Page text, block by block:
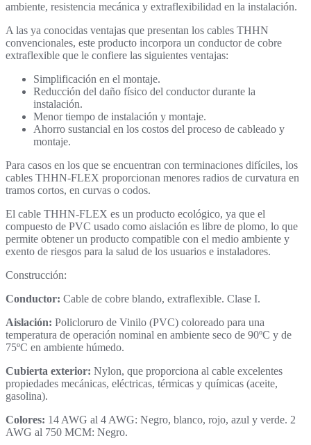
ambiente, resistencia mecánica y extraflexibilidad en la instalación.
A las ya conocidas ventajas que presentan los cables THHN
convencionales, este producto incorpora un conductor de cobre
extraflexible que le confiere las siguientes ventajas:
Simplificación en el montaje.
Reducción del daño físico del conductor durante la
instalación.
Menor tiempo de instalación y montaje.
Ahorro sustancial en los costos del proceso de cableado y
montaje.
Para casos en los que se encuentran con terminaciones difíciles, los
cables THHN-FLEX proporcionan menores radios de curvatura en
tramos cortos, en curvas o codos.
El cable THHN-FLEX es un producto ecológico, ya que el
compuesto de PVC usado como aislación es libre de plomo, lo que
permite obtener un producto compatible con el medio ambiente y
exento de riesgos para la salud de los usuarios e instaladores.
Construcción:
Conductor: Cable de cobre blando, extraflexible. Clase I.
Aislación: Policloruro de Vinilo (PVC) coloreado para una
temperatura de operación nominal en ambiente seco de 90ºC y de
75ºC en ambiente húmedo.
Cubierta exterior: Nylon, que proporciona al cable excelentes
propiedades mecánicas, eléctricas, térmicas y químicas (aceite,
gasolina).
Colores: 14 AWG al 4 AWG: Negro, blanco, rojo, azul y verde. 2
AWG al 750 MCM: Negro.